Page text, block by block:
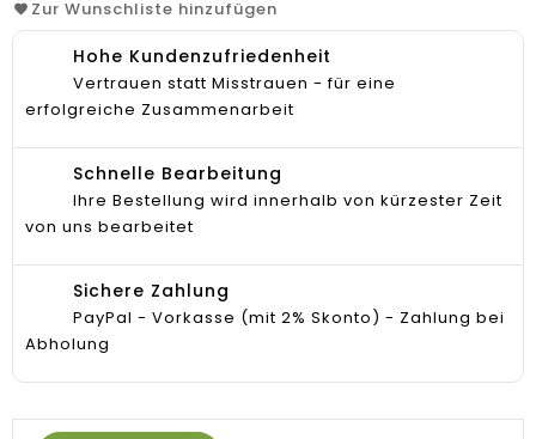
Zur Wunschliste hinzufügen
Hohe Kundenzufriedenheit
Vertrauen statt Misstrauen - für eine
erfolgreiche Zusammenarbeit
Schnelle Bearbeitung
Ihre Bestellung wird innerhalb von kürzester Zeit
von uns bearbeitet
Sichere Zahlung
PayPal - Vorkasse (mit 2% Skonto) - Zahlung bei
Abholung